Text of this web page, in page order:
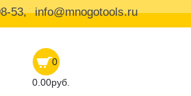
53, info@mnogotools.ru
0
0.00руб.